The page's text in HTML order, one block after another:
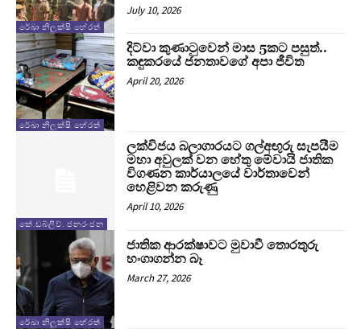
රේඛා නිලුක්ෂි හේරත්
July 10, 2026
රේඛා නිලුක්ෂි හේරත්
දිට්වා කුණාටුවෙන් මාස 5කට පසුත්..
කඳුකරයේ ජනතාවගේ අපා ජීවිත
April 20, 2026
කේ.ඩබ්ලිව්. ජනරංජන
ලක්විජය බලාගාරයට ගල්අඟුරු සැපයීම
මහා අවුලක් වන හේතු මේවායි ජාතික
විගණන කාර්යාලයේ වාර්තාවෙන්
හෙළිවන කරුණු
April 10, 2026
රේඛා නිලුක්ෂි හේරත්
ජාතික ආරක්ෂාවට මුවාවී තොරතුරු
හංගාගන්න බෑ
March 27, 2026